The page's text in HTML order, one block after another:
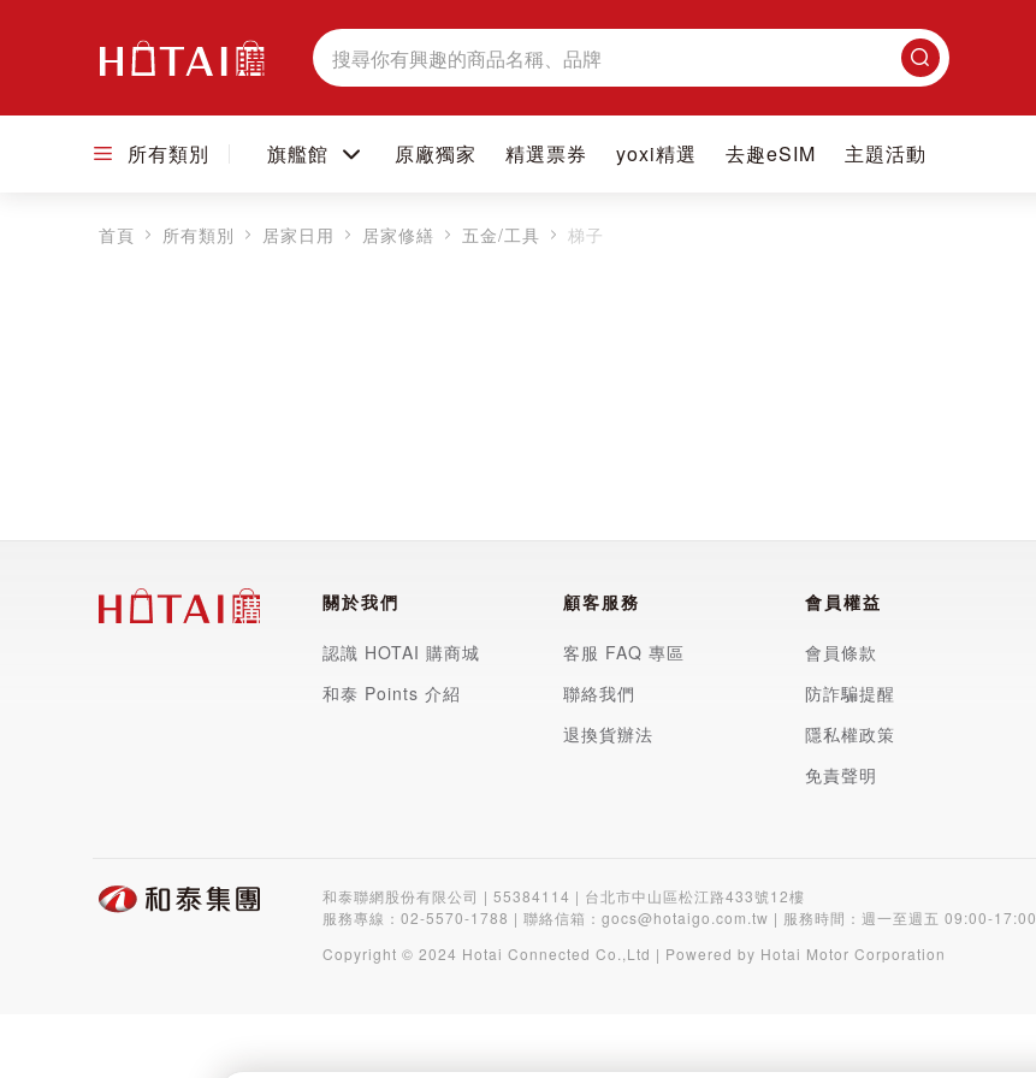
搜
尋
搜
尋
所有類別 旗艦館 原廠獨家 精選票券 yoxi精選 去趣eSIM 主題活動
首頁 所有類別 居家日用 居家修繕 五金/工具 梯子
關於我們
認識 HOTAI 購商城
和泰 Points 介紹
顧客服務
客服 FAQ 專區
聯絡我們
退換貨辦法
會員權益
會員條款
防詐騙提醒
隱私權政策
免責聲明
和泰聯網股份有限公司 | 55384114 | 台北市中山區松江路433號12樓
服務專線： 02-5570-1788 | 聯絡信箱： gocs@hotaigo.com.tw | 服務時間：週一至週五 09:00-17:00
Copyright © 2024 Hotai Connected Co.,Ltd | Powered by Hotai Motor Corporation